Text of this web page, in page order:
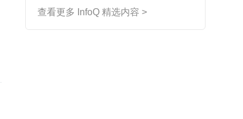
查看更多 InfoQ 精选内容 >